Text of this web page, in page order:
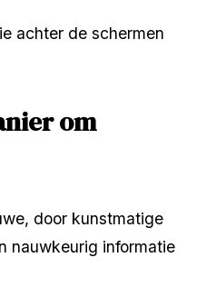
achter de schermen
om
door kunstmatige
nauwkeurig informatie